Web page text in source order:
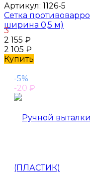
Артикул: 1126-5
Сетка
ширина 0,5 м)
3
2 155 ₽
2 105 ₽
Купить
-5%
-20 ₽